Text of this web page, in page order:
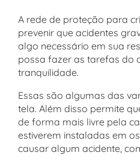
A rede de proteção para
prevenir que acidentes
algo necessário em sua
possa fazer as tarefas do
tranquilidade.
Essas são algumas das
tela. Além disso permite
de forma mais livre pela
estiverem instaladas em
causar algum acidente,